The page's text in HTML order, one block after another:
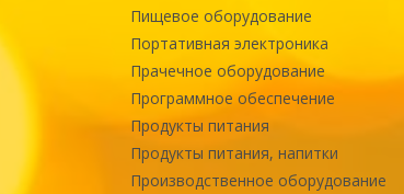
Пищевое оборудование
Портативная электроника
Прачечное оборудование
Программное обеспечение
Продукты питания
Продукты питания, напитки
Производственное оборудование